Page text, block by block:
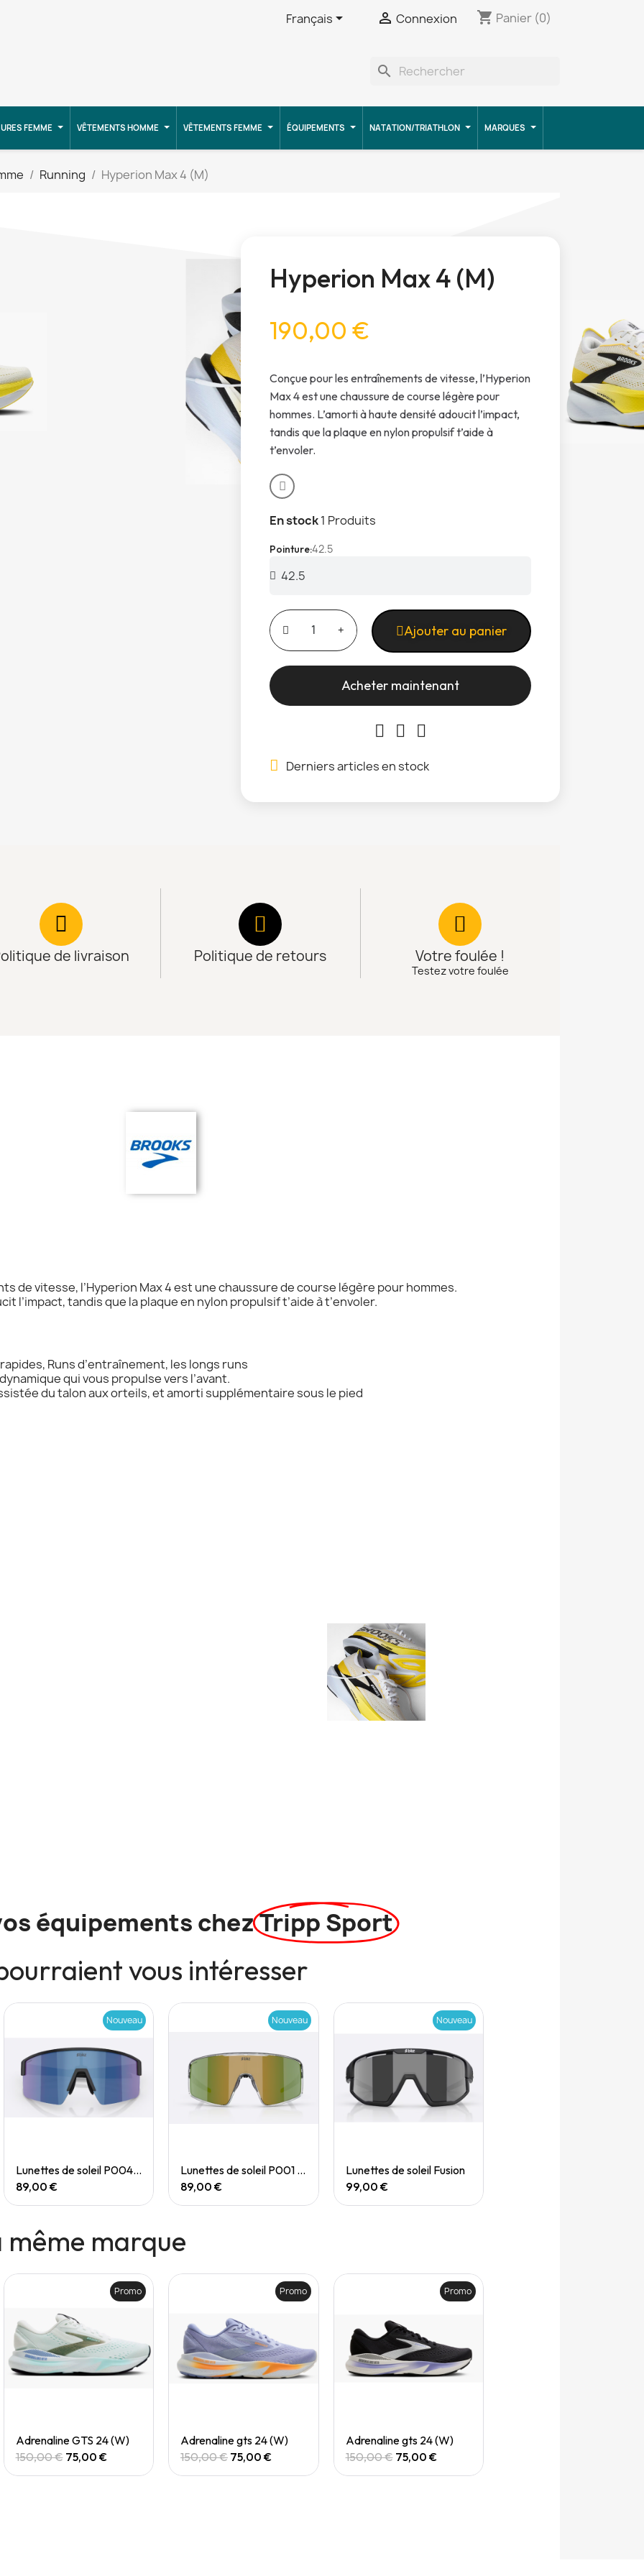
Français  Connexion shopping_cart Panier (0)
search
FEMME VÊTEMENTS HOMME VÊTEMENTS FEMME ÉQUIPEMENTS NATATION/TRIATHLON MARQUES
Running Hyperion Max 4 (M)
Hyperion Max 4 (M)
190,00 €
Conçue pour les entraînements de vitesse, l’Hyperion
Max 4 est une chaussure de course légère pour
hommes. L’amorti à haute densité adoucit l’impact,
tandis que la plaque en nylon propulsif t’aide à
t’envoler.
En stock1 Produits
Pointure42.5
Ajouter au panier
Acheter maintenant
Derniers articles en stock
de livraison Politique de retours Votre foulée !
Testez votre foulée
de vitesse, l’Hyperion Max 4 est une chaussure de course légère pour hommes.
l’impact, tandis que la plaque en nylon propulsif t’aide à t’envoler.
Runs d’entraînement, les longs runs
qui vous propulse vers l’avant.
du talon aux orteils, et amorti supplémentaire sous le pied
équipements chezTripp Sport
vous intéresser
Quick View
Nouveau
Lunettes de soleil P004 Small
89,00 €
Quick View
Nouveau
Lunettes de soleil P001 Small
89,00 €
Quick View
Nouveau
Lunettes de soleil Fusion
99,00 €
même marque
Quick View
Promo
Adrenaline GTS 24 (W)
150,00 € 75,00 €
Quick View
Promo
Adrenaline gts 24 (W)
150,00 € 75,00 €
Quick View
Promo
Adrenaline gts 24 (W)
150,00 € 75,00 €